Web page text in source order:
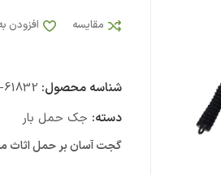
مقایسه افزودن
شناسه محصول: 61832
دسته: جک حمل بار
گجت آسان بر حمل اثاث